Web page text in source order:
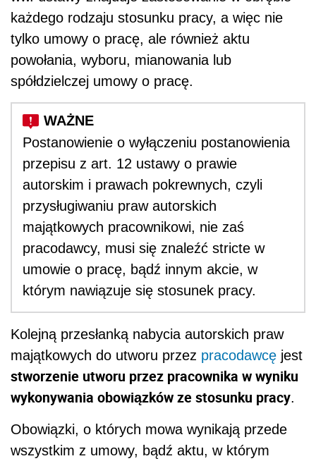
każdego rodzaju stosunku pracy, a więc nie
tylko umowy o pracę, ale również aktu
powołania, wyboru, mianowania lub
spółdzielczej umowy o pracę.
Postanowienie o wyłączeniu postanowienia
przepisu z art. 12 ustawy o prawie
autorskim i prawach pokrewnych, czyli
przysługiwaniu praw autorskich
majątkowych pracownikowi, nie zaś
pracodawcy, musi się znaleźć stricte w
umowie o pracę, bądź innym akcie, w
którym nawiązuje się stosunek pracy.
Kolejną przesłanką nabycia autorskich praw
majątkowych do utworu przez pracodawcę jest
stworzenie utworu przez pracownika w wyniku
wykonywania obowiązków ze stosunku pracy.
Obowiązki, o których mowa wynikają przede
wszystkim z umowy, bądź aktu, w którym